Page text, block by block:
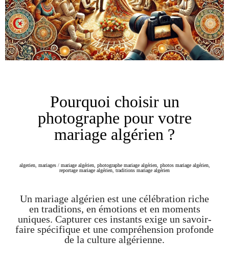
Pourquoi choisir un
photographe pour votre
mariage algérien ?
algerien, mariages / mariage algérien, photographe mariage algérien, photos mariage algérien,
reportage mariage algérien traditions mariage algérien
Un mariage algérien est une célébration riche
en traditions, en émotions et en moments
uniques. Capturer ces instants exige un savoir-
faire spécifique et une compréhension profonde
de la culture algérienne.